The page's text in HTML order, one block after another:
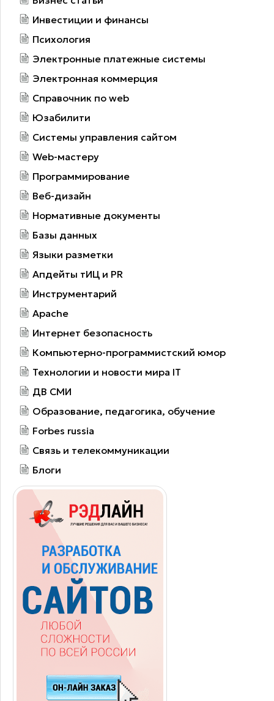
Инвестиции и финансы
Психология
Электронные платежные системы
Электронная коммерция
Справочник по web
Юзабилити
Системы управления сайтом
Web-мастеру
Программирование
Веб-дизайн
Нормативные документы
Базы данных
Языки разметки
Апдейты тИЦ и PR
Инструментарий
Apache
Интернет безопасность
Компьютерно-программистский юмор
Технологии и новости мира IT
ДВ СМИ
Образование, педагогика, обучение
Forbes russia
Связь и телекоммуникации
Блоги